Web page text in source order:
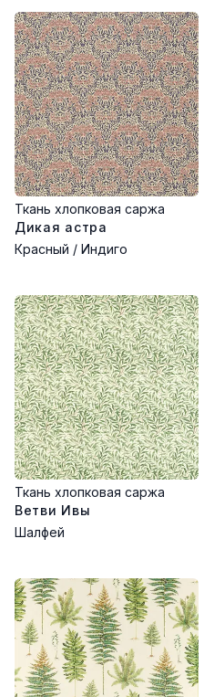
Ткань хлопковая саржа
Дикая астра
Красный / Индиго
Ткань хлопковая саржа
Ветви Ивы
Шалфей